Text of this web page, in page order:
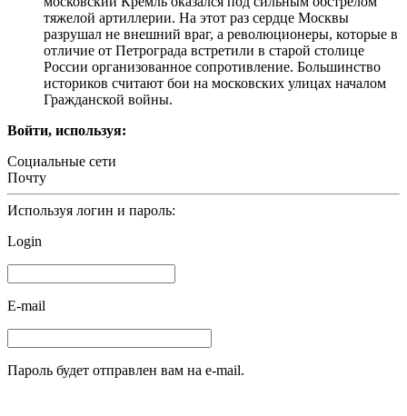
тяжелой артиллерии. На этот раз сердце Москвы
разрушал не внешний враг, а революционеры, которые в
отличие от Петрограда встретили в старой столице
России организованное сопротивление. Большинство
историков считают бои на московских улицах началом
Гражданской войны.
Войти, используя:
Социальные сети
Почту
Используя логин и пароль:
Login
E-mail
Пароль будет отправлен вам на e-mail.